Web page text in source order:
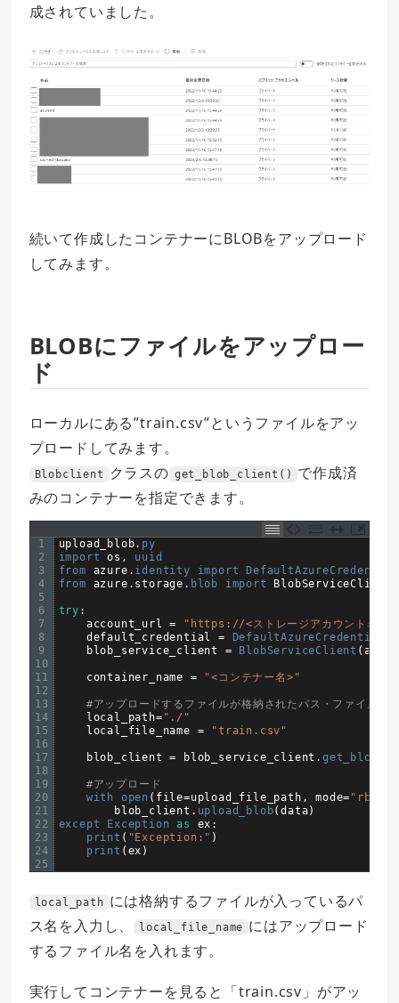
成されていました。
続いて作成したコンテナーにBLOBをアップロード
してみます。
BLOBにファイルをアップロー
ド
ローカルにある”train.csv”というファイルをアッ
プロードしてみます。
Blobclient クラスの get_blob_client()
で作成済
みのコンテナーを指定できます。
1
2
3
4
5
6
7
8
9
10
11
12
13
14
15
16
17
18
19
20
21
22
23
24
25
upload_blob. py
import os ,
uuid
from azure . identity import
DefaultAzureCredential
from azure . storage . blob import BlobServiceClient
try :
account_url
=
"https://<ストレージアカウント名
default_credential
= DefaultAzureCredential
blob_service_client
= BlobServiceClient (
container_name = "<コンテナー名>"
#アップロードするファイルが格納されたパス・ファイル名
local_path= "./"
local_file_name
= "train.csv"
blob_client = blob_service_client .
#アップロード
with open ( file=upload_file_path , mode= "rb"
blob_client . upload_blob(data)
except
Exception as ex :
print ( "Exception:" )
print ( ex )
local_path には格納するファイルが入っているパ
ス名を入力し、
local_file_name にはアップロード
するファイル名を入れます。
実行してコンテナーを見ると「train.csv」がアッ